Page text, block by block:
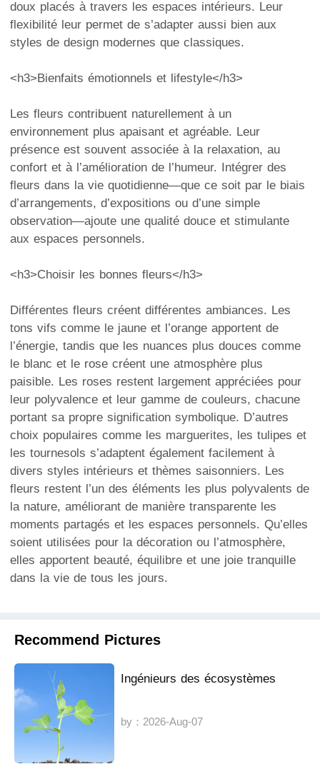
doux placés à travers les espaces intérieurs. Leur
flexibilité leur permet de s’adapter aussi bien aux
styles de design modernes que classiques.
<h3>Bienfaits émotionnels et lifestyle</h3>
Les fleurs contribuent naturellement à un
environnement plus apaisant et agréable. Leur
présence est souvent associée à la relaxation, au
confort et à l’amélioration de l’humeur. Intégrer des
fleurs dans la vie quotidienne—que ce soit par le biais
d’arrangements, d’expositions ou d’une simple
observation—ajoute une qualité douce et stimulante
aux espaces personnels.
<h3>Choisir les bonnes fleurs</h3>
Différentes fleurs créent différentes ambiances. Les
tons vifs comme le jaune et l’orange apportent de
l’énergie, tandis que les nuances plus douces comme
le blanc et le rose créent une atmosphère plus
paisible. Les roses restent largement appréciées pour
leur polyvalence et leur gamme de couleurs, chacune
portant sa propre signification symbolique. D’autres
choix populaires comme les marguerites, les tulipes et
les tournesols s’adaptent également facilement à
divers styles intérieurs et thèmes saisonniers. Les
fleurs restent l’un des éléments les plus polyvalents de
la nature, améliorant de manière transparente les
moments partagés et les espaces personnels. Qu’elles
soient utilisées pour la décoration ou l’atmosphère,
elles apportent beauté, équilibre et une joie tranquille
dans la vie de tous les jours.
Recommend Pictures
Ingénieurs des écosystèmes
by：2026-Aug-07